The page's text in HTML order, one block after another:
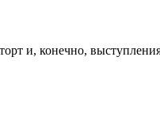
и, конечно,